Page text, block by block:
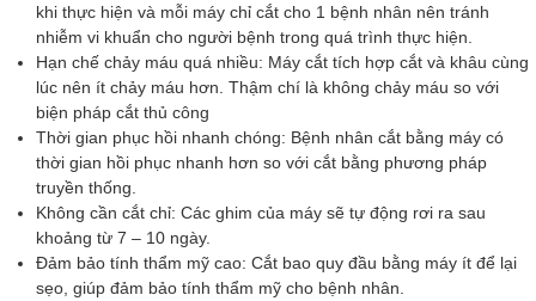
khi thực hiện và mỗi máy chỉ cắt cho 1 bệnh nhân nên tránh
nhiễm vi khuẩn cho người bệnh trong quá trình thực hiện.
Hạn chế chảy máu quá nhiều: Máy cắt tích hợp cắt và khâu cùng
lúc nên ít chảy máu hơn. Thậm chí là không chảy máu so với
biện pháp cắt thủ công
Thời gian phục hồi nhanh chóng: Bệnh nhân cắt bằng máy có
thời gian hồi phục nhanh hơn so với cắt bằng phương pháp
truyền thống.
Không cần cắt chỉ: Các ghim của máy sẽ tự động rơi ra sau
khoảng từ 7 – 10 ngày.
Đảm bảo tính thẩm mỹ cao: Cắt bao quy đầu bằng máy ít để lại
sẹo, giúp đảm bảo tính thẩm mỹ cho bệnh nhân.